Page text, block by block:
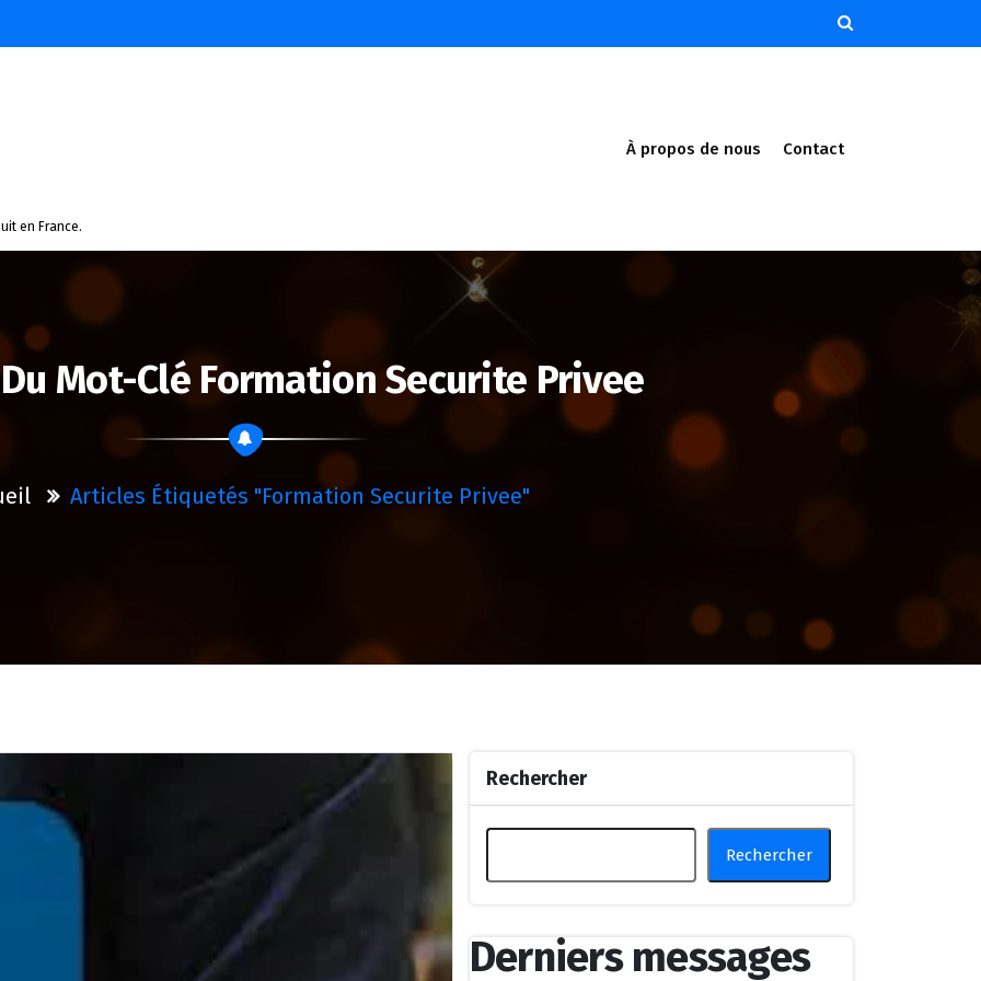
en France.
À propos de nous Contact
Mot-Clé Formation Securite Privee
Articles Étiquetés "formation Securite Privee"
Rechercher
Rechercher
Derniers messages